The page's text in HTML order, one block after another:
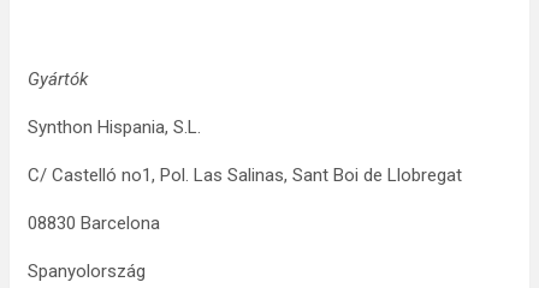
Gyártók
Synthon Hispania, S.L.
C/ Castelló no1, Pol. Las Salinas, Sant Boi de Llobregat
08830 Barcelona
Spanyolország